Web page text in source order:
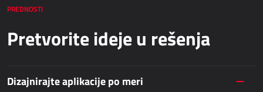
Bezpapirno poslovanje - bizBox
SKLADIŠNO POSLOVANJE I LOGISTIKA
Power WMS
PREDNOSTI
Pretvorite ideje u rešenja
Dizajnirajte aplikacije po meri